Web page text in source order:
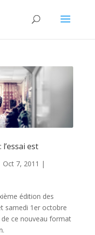
est
Oct 7, 2011 |
édition des
samedi 1er octobre
ce nouveau format